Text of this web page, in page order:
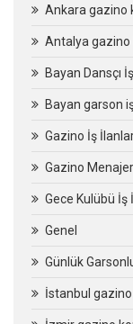
Ankara gazino
Antalya gazino
Bayan Dansçı
Bayan garson
Gazino İş
Gazino
Gece Kulübü İş
Genel
Günlük
İstanbul gazino